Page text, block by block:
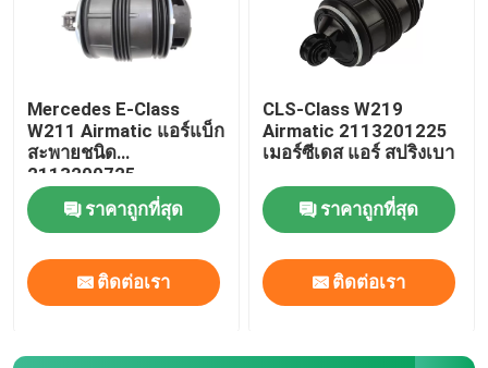
Mercedes E-Class
W211 Airmatic แอร์แบ็ก
สะพายชนิด
2113200725
ราคาถูกที่สุด
ติดต่อเรา
CLS-Class W219
Airmatic 2113201225
เมอร์ซีเดส แอร์ สปริงเบา
ราคาถูกที่สุด
ติดต่อเรา